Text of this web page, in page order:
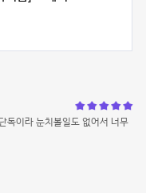
독이라 눈치볼일도 없어서 너무